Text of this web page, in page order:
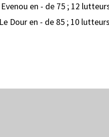
en - de 75 ; 12
Dour en - de 85 ; 10 lutteurs